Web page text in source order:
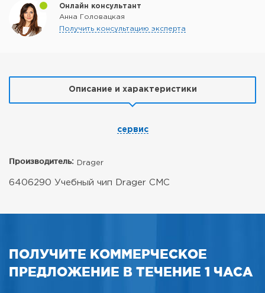
Онлайн консультант
Анна Головацкая
Получить консультацию эксперта
Описание и характеристики
сервис
Производитель: Drager
6406290 Учебный чип Drager CMC
ПОЛУЧИТЕ КОММЕРЧЕСКОЕ
ПРЕДЛОЖЕНИЕ В ТЕЧЕНИЕ 1 ЧАСА